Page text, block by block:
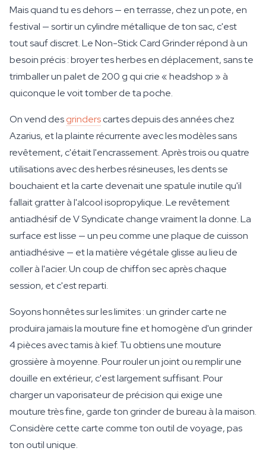
Mais quand tu es dehors — en terrasse, chez un pote, en
festival — sortir un cylindre métallique de ton sac, c'est
tout sauf discret. Le Non-Stick Card Grinder répond à un
besoin précis : broyer tes herbes en déplacement, sans te
trimballer un palet de 200 g qui crie « headshop » à
quiconque le voit tomber de ta poche.
On vend desgrinderscartes depuis des années chez
Azarius, et la plainte récurrente avec les modèles sans
revêtement, c'était l'encrassement. Après trois ou quatre
utilisations avec des herbes résineuses, les dents se
bouchaient et la carte devenait une spatule inutile qu'il
fallait gratter à l'alcool isopropylique. Le revêtement
antiadhésif de V Syndicate change vraiment la donne. La
surface est lisse — un peu comme une plaque de cuisson
antiadhésive — et la matière végétale glisse au lieu de
coller à l'acier. Un coup de chiffon sec après chaque
session, et c'est reparti.
Soyons honnêtes sur les limites : un grinder carte ne
produira jamais la mouture fine et homogène d'un grinder
4 pièces avec tamis à kief. Tu obtiens une mouture
grossière à moyenne. Pour rouler un joint ou remplir une
douille en extérieur, c'est largement suffisant. Pour
charger un vaporisateur de précision qui exige une
mouture très fine, garde ton grinder de bureau à la maison.
Considère cette carte comme ton outil de voyage, pas
ton outil unique.